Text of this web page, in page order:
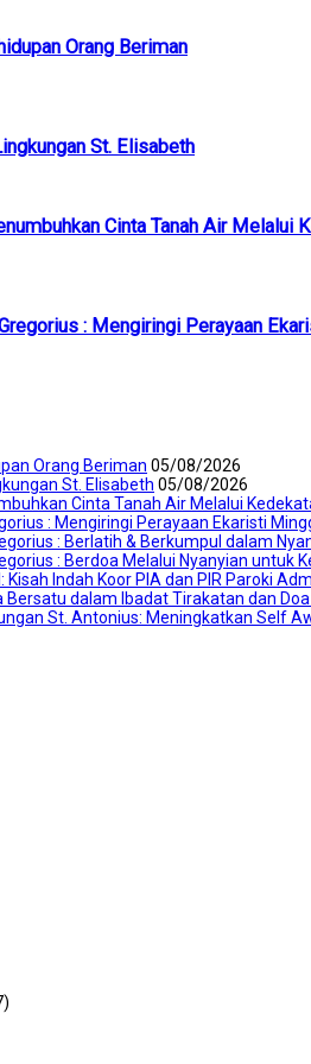
Orang Beriman
St. Elisabeth
Cinta Tanah Air Melalui
: Mengiringi Perayaan
Orang Beriman 05/08/2026
St. Elisabeth 05/08/2026
Cinta Tanah Air Melalui
: Mengiringi Perayaan Ekaristi
: Berlatih & Berkumpul dalam
: Berdoa Melalui Nyanyian untuk
Indah Koor PIA dan PIR Paroki
dalam Ibadat Tirakatan dan
St. Antonius: Meningkatkan Self